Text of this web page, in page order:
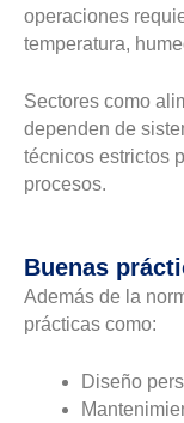
operaciones
temperatura,
Sectores como
dependen de
técnicos estrictos
procesos.
Buenas
Además de la
prácticas como:
Diseño